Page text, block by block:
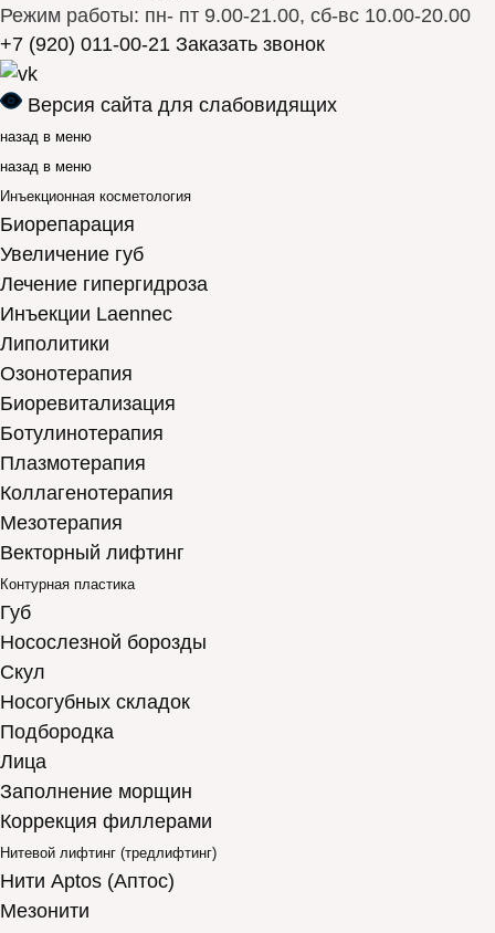
Режим работы: пн- пт 9.00-21.00, сб-вс 10.00-20.00
+7 (920) 011-00-21 Заказать звонок
Версия сайта для слабовидящих
назад в меню
назад в меню
Инъекционная косметология
Биорепарация
Увеличение губ
Лечение гипергидроза
Инъекции Laennec
Липолитики
Озонотерапия
Биоревитализация
Ботулинотерапия
Плазмотерапия
Коллагенотерапия
Мезотерапия
Векторный лифтинг
Контурная пластика
Губ
Носослезной борозды
Скул
Носогубных складок
Подбородка
Лица
Заполнение морщин
Коррекция филлерами
Нитевой лифтинг (тредлифтинг)
Нити Aptos (Аптос)
Мезонити